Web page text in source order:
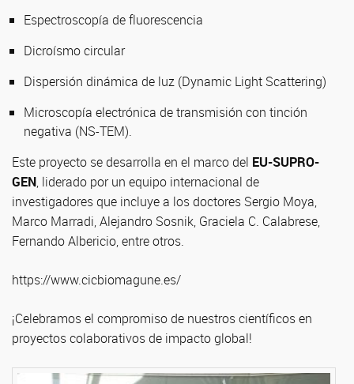
Espectroscopía de fluorescencia
Dicroísmo circular
Dispersión dinámica de luz (Dynamic Light Scattering)
Microscopía electrónica de transmisión con tinción
negativa (NS-TEM).
Este proyecto se desarrolla en el marco del EU-SUPRO-
GEN, liderado por un equipo internacional de
investigadores que incluye a los doctores Sergio Moya,
Marco Marradi, Alejandro Sosnik, Graciela C. Calabrese,
Fernando Albericio, entre otros.
https://www.cicbiomagune.es/
¡Celebramos el compromiso de nuestros científicos en
proyectos colaborativos de impacto global!